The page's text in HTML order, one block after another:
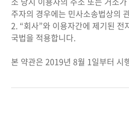
주자의 경우에는 민사소송법상의
2. “회사”와 이용자간에 제기된 전
국법을 적용합니다.
본 약관은 2019년 8월 1일부터 시